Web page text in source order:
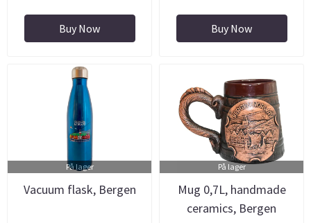
Buy Now Buy Now
På lager
Vacuum flask, Bergen
På lager
Mug 0,7L, handmade
ceramics, Bergen